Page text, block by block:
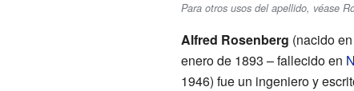
Para otros usos del apellido, véase
Alfred Rosenberg (nacido
enero de 1893 – fallecido en
1946) fue un ingeniero y